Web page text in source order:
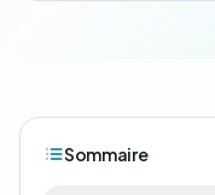
Sommaire